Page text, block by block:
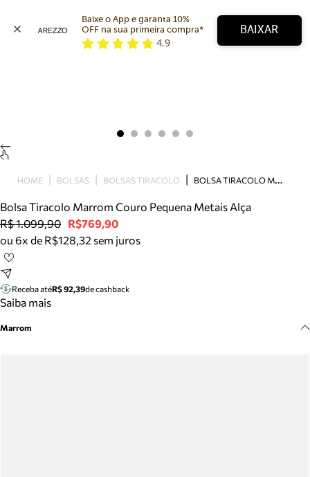
Bolsa
Tamanco
Tênis
Mule
Tire dúvidas sobre pedidos, devoluções e mais.
Baixe o App e garanta 10%
OFF na sua primeira compra*
4,9
BAIXAR
HOME BOLSAS BOLSAS TIRACOLO B
OLSA TIRACOLO MARROM COURO PEQUENA METAIS ALÇA
Bolsa Tiracolo Marrom Couro Pequena Metais Alça
R$ 1.099,90 R$769,90
ou 6x de R$128,32 sem juros
Receba atéR$ 92,39de cashback
Saiba mais
Marrom